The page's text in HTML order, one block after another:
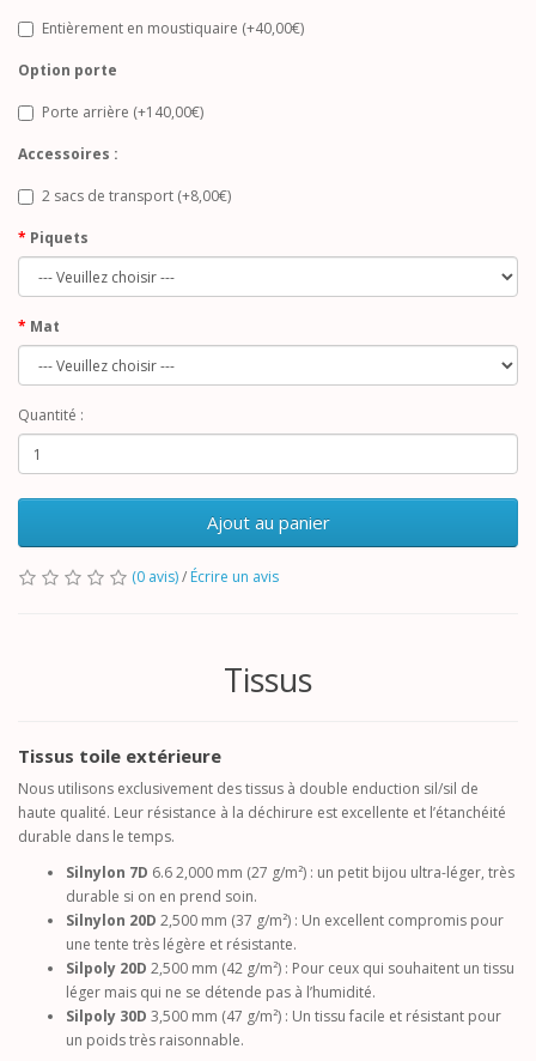
Entièrement en moustiquaire (+40,00€)
Option porte
Porte arrière (+140,00€)
Accessoires :
2 sacs de transport (+8,00€)
Piquets
Mat
Quantité :
Ajout au panier
(0 avis)/ Écrire un avis
Tissus
Tissus toile extérieure
Nous utilisons exclusivement des tissus à double enduction sil/sil de
haute qualité. Leur résistance à la déchirure est excellente et l’étanchéité
durable dans le temps.
Silnylon 7D 6.6 2,000 mm (27 g/m²) : un petit bijou ultra-léger, très
durable si on en prend soin.
Silnylon 20D 2,500 mm (37 g/m²) : Un excellent compromis pour
une tente très légère et résistante.
Silpoly 20D 2,500 mm (42 g/m²) : Pour ceux qui souhaitent un tissu
léger mais qui ne se détende pas à l’humidité.
Silpoly 30D 3,500 mm (47 g/m²) : Un tissu facile et résistant pour
un poids très raisonnable.